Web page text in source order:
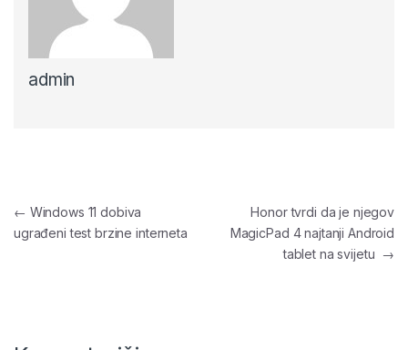
admin
Navigacija članaka
← Windows 11 dobiva
ugrađeni test brzine interneta
Honor tvrdi da je njegov
MagicPad 4 najtanji Android
tablet na svijetu →